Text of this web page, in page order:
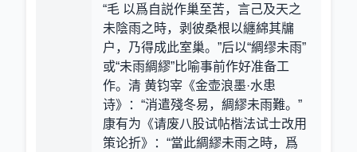
“毛 以爲自説作巢至苦，言己及天之
未陰雨之時，剥彼桑根以纏綿其牖
户，乃得成此室巢。”后以“綢缪未雨”
或“未雨綢繆”比喻事前作好准备工
作。清 黄钧宰《金壶浪墨·水患
诗》：“消遣殘冬易，綢繆未雨難。”
康有为《请废八股试帖楷法试士改用
策论折》：“當此綢繆未雨之時，爲